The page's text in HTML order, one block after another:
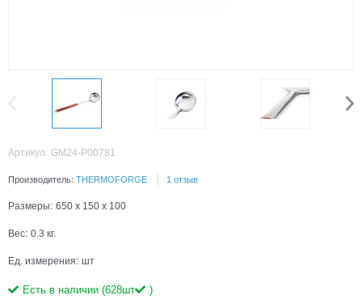
Артикул: GM24-P00781
Производитель: THERMOFORGE 1 отзыв
Размеры: 650 x 150 x 100
Вес: 0.3 кг.
Ед. измерения: шт
Есть в наличии (628шт )